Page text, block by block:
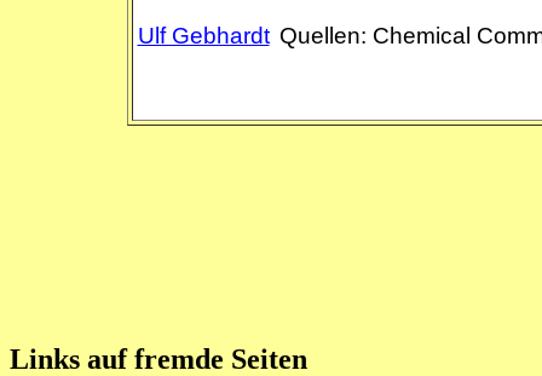
Ulf Gebhardt Quellen: Chemical
Links auf fremde Seiten